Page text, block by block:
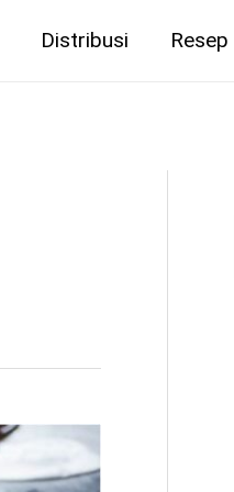
Distribusi Resep